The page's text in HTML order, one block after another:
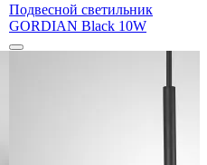
Подвесной светильник
GORDIAN Black 10W